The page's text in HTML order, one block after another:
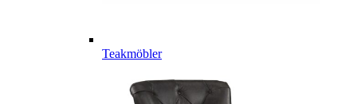
Teakmöbler